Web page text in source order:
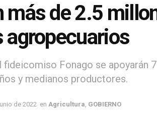
más de 2.5
agropecuarios
fideicomiso Fonago se
y medianos productores.
de 2022 en Agricultura GOBIERNO